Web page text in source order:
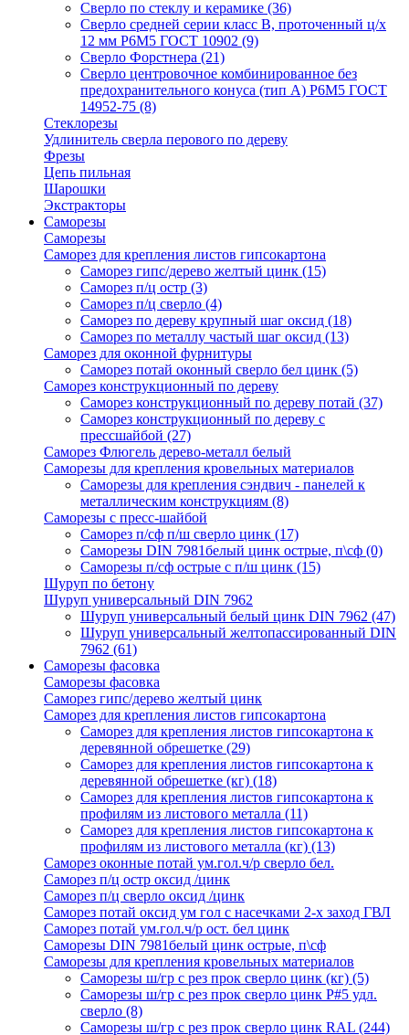
Сверло по стеклу и керамике (36)
Сверло средней серии класс В, проточенный ц/х
12 мм Р6М5 ГОСТ 10902 (9)
Сверло Форстнера (21)
Сверло центровочное комбинированное без
предохранительного конуса (тип А) Р6М5 ГОСТ
14952-75 (8)
Стеклорезы
Удлинитель сверла перового по дереву
Фрезы
Цепь пильная
Шарошки
Экстракторы
Саморезы
Саморезы
Саморез для крепления листов гипсокартона
Саморез гипс/дерево желтый цинк (15)
Саморез п/ц остр (3)
Саморез п/ц сверло (4)
Саморез по дереву крупный шаг оксид (18)
Саморез по металлу частый шаг оксид (13)
Саморез для оконной фурнитуры
Саморез потай оконный сверло бел цинк (5)
Саморез конструкционный по дереву
Саморез конструкционный по дереву потай (37)
Саморез конструкционный по дереву с
прессшайбой (27)
Саморез Флюгель дерево-металл белый
Саморезы для крепления кровельных материалов
Саморезы для крепления сэндвич - панелей к
металлическим конструкциям (8)
Саморезы с пресс-шайбой
Саморез п/сф п/ш сверло цинк (17)
Саморезы DIN 7981белый цинк острые, п\сф (0)
Саморезы п/сф острые с п/ш цинк (15)
Шуруп по бетону
Шуруп универсальный DIN 7962
Шуруп универсальный белый цинк DIN 7962 (47)
Шуруп универсальный желтопассированный DIN
7962 (61)
Саморезы фасовка
Саморезы фасовка
Саморез гипс/дерево желтый цинк
Саморез для крепления листов гипсокартона
Саморез для крепления листов гипсокартона к
деревянной обрешетке (29)
Саморез для крепления листов гипсокартона к
деревянной обрешетке (кг) (18)
Саморез для крепления листов гипсокартона к
профилям из листового металла (11)
Саморез для крепления листов гипсокартона к
профилям из листового металла (кг) (13)
Саморез оконные потай ум.гол.ч/р сверло бел.
Саморез п/ц остр оксид /цинк
Саморез п/ц сверло оксид /цинк
Саморез потай оксид ум гол с насечками 2-х заход ГВЛ
Саморез потай ум.гол.ч/р ост. бел цинк
Саморезы DIN 7981белый цинк острые, п\сф
Саморезы для крепления кровельных материалов
Саморезы ш/гр с рез прок сверло цинк (кг) (5)
Саморезы ш/гр с рез прок сверло цинк P#5 удл.
сверло (8)
Саморезы ш/гр с рез прок сверло цинк RAL (244)